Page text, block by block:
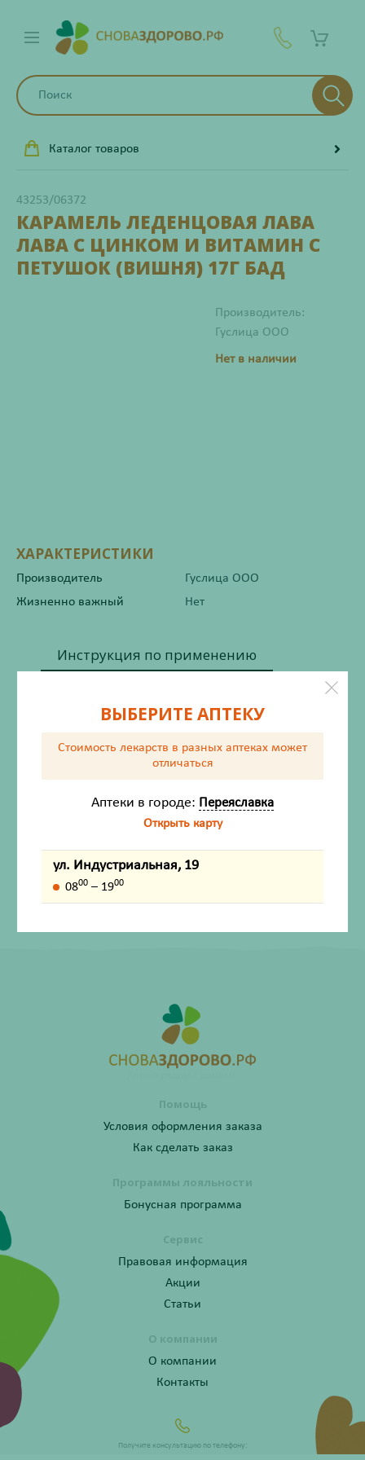
Каталог товаров
43253/06372
КАРАМЕЛЬ ЛЕДЕНЦОВАЯ ЛАВА
ЛАВА С ЦИНКОМ И ВИТАМИН С
ПЕТУШОК (ВИШНЯ) 17Г БАД
Производитель:
Гуслица ООО
Нет в наличии
ХАРАКТЕРИСТИКИ
Производитель
Гуслица ООО
Жизненно важный
Нет
Инструкция по применению
Способ применения
Внешний вид товара, упаковки, может отличаться от
изображения на фотографии.
Имеются противопоказания. Перед применением
лекарственных средств обязательно проконсультируйтесь
со специалистом и ознакомьтесь с официальной
Помощь
Условия оформления заказа
Как сделать заказ
Программы лояльности
Бонусная программа
Сервис
Правовая информация
Акции
Статьи
О компании
О компании
Контакты
Получите консультацию по телефону:
ВЫБЕРИТЕ АПТЕКУ
Стоимость лекарств в разных аптеках может
отличаться
Аптеки в городе: Переяславка
Открыть карту
ул. Индустриальная, 19
0800 – 1900